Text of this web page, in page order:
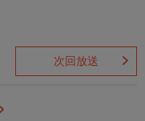
次回放送